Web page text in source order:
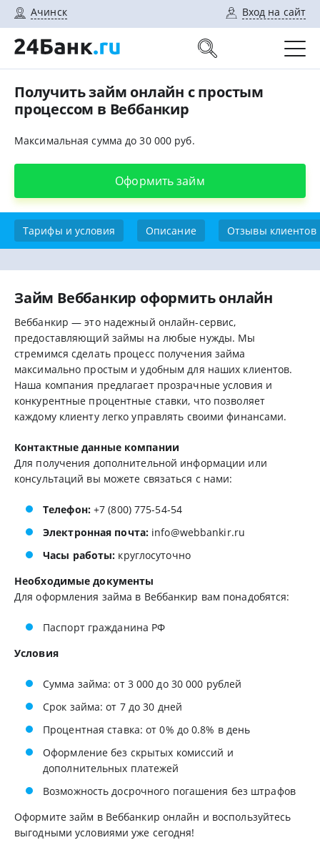
Ачинск Вход на сайт
Получить займ онлайн с простым
процессом в Веббанкир
Максимальная сумма до 30 000 руб.
Оформить займ
Тарифы и условия Описание Отзывы клиентов
Займ Веббанкир оформить онлайн
Веббанкир — это надежный онлайн-сервис,
предоставляющий займы на любые нужды. Мы
стремимся сделать процесс получения займа
максимально простым и удобным для наших клиентов.
Наша компания предлагает прозрачные условия и
конкурентные процентные ставки, что позволяет
каждому клиенту легко управлять своими финансами.
Контактные данные компании
Для получения дополнительной информации или
консультаций вы можете связаться с нами:
Телефон:+7 (800) 775-54-54
Электронная почта: info@webbankir.ru
Часы работы: круглосуточно
Необходимые документы
Для оформления займа в Веббанкир вам понадобятся:
Паспорт гражданина РФ
Условия
Сумма займа: от 3 000 до 30 000 рублей
Срок займа: от 7 до 30 дней
Процентная ставка: от 0% до 0.8% в день
Оформление без скрытых комиссий и
дополнительных платежей
Возможность досрочного погашения без штрафов
Оформите займ в Веббанкир онлайн и воспользуйтесь
выгодными условиями уже сегодня!